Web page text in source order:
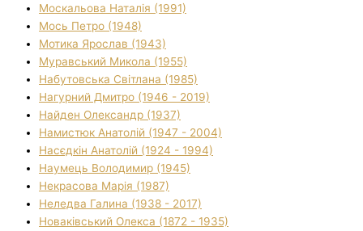
Москальова Наталія (1991)
Мось Петро (1948)
Мотика Ярослав (1943)
Муравський Микола (1955)
Набутовська Світлана (1985)
Нагурний Дмитро (1946 - 2019)
Найден Олександр (1937)
Намистюк Анатолій (1947 - 2004)
Насєдкін Анатолій (1924 - 1994)
Наумець Володимир (1945)
Некрасова Марія (1987)
Неледва Галина (1938 - 2017)
Новаківський Олекса (1872 - 1935)